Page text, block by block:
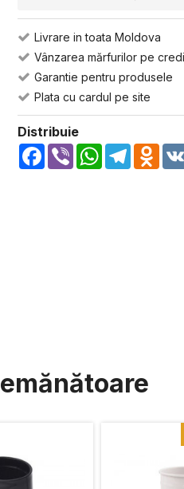
Livrare in toata Moldova
Vânzarea mărfurilor pe
Garantie pentru produsele
Plata cu cardul pe site
Distribuie
Facebook
Viber WhatsApp
Telegram